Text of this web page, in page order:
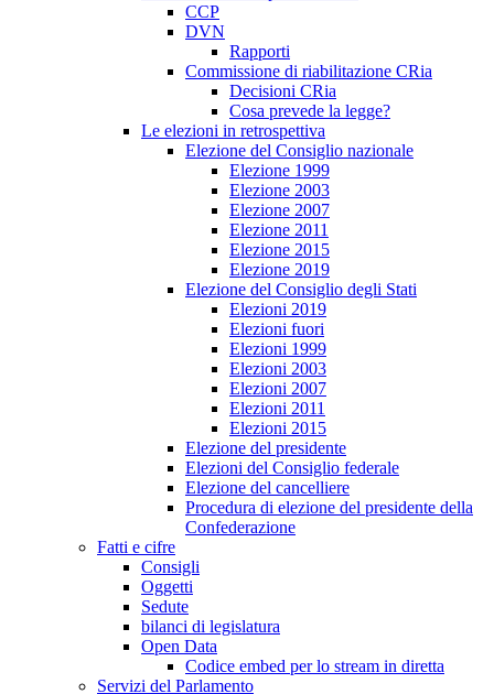
CCP
DVN
Rapporti
Commissione di riabilitazione CRia
Decisioni CRia
Cosa prevede la legge?
Le elezioni in retrospettiva
Elezione del Consiglio nazionale
Elezione 1999
Elezione 2003
Elezione 2007
Elezione 2011
Elezione 2015
Elezione 2019
Elezione del Consiglio degli Stati
Elezioni 2019
Elezioni fuori
Elezioni 1999
Elezioni 2003
Elezioni 2007
Elezioni 2011
Elezioni 2015
Elezione del presidente
Elezioni del Consiglio federale
Elezione del cancelliere
Procedura di elezione del presidente della
Confederazione
Fatti e cifre
Consigli
Oggetti
Sedute
bilanci di legislatura
Open Data
Codice embed per lo stream in diretta
Servizi del Parlamento